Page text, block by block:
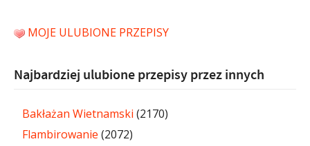
MOJE ULUBIONE PRZEPISY
Najbardziej ulubione przepisy przez innych
Bakłażan Wietnamski (2170)
Flambirowanie (2072)